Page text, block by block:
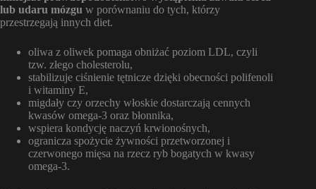
lub udaru mózgu w porównaniu do tych, którzy
przestrzegają innych diet.
oliwa z oliwek pomaga obniżać poziom LDL, czyli
tzw. złego cholesterolu,
stabilizuje ciśnienie tętnicze dzięki obecności polifenoli
i witaminy E,
migdały czy orzechy włoskie dostarczają cennych
kwasów omega-3 oraz błonnika,
wspiera kondycję naczyń krwionośnych,
ogranicza spożycie żywności przetworzonej i
czerwonego mięsa na rzecz ryb bogatych w kwasy
omega-3.